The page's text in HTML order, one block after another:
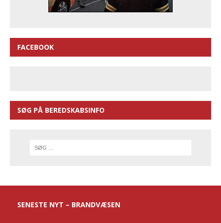
FACEBOOK
SØG PÅ BEREDSKABSINFO
SENESTE NYT – BRANDVÆSEN